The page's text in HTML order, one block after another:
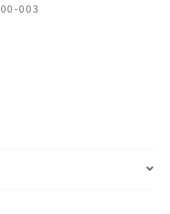
003